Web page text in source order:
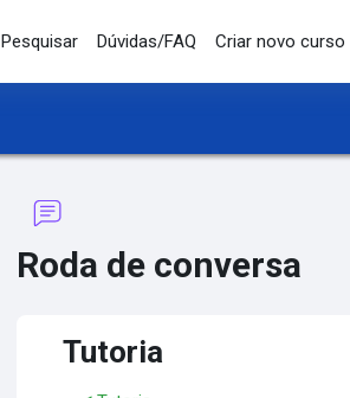
Pesquisar Dúvidas/FAQ Criar novo curso
Roda de conversa
Tutoria